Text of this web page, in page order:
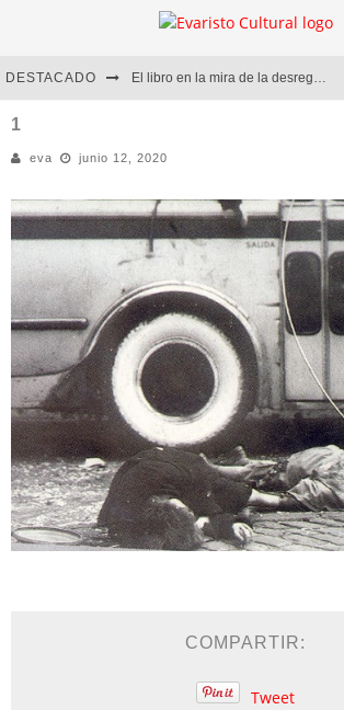
DESTACADO El libro en la mira de la desregulación
Diego Meret | Hotel Acapulco
Alejandra Correa | La nieve
1
eva junio 12, 2020
COMPARTIR:
Tweet